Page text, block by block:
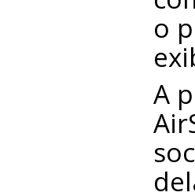
o
A